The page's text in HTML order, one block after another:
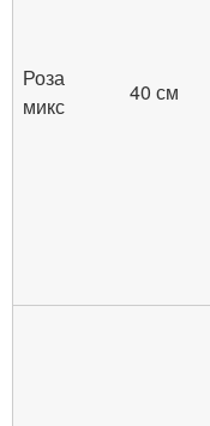
Роза
микс
40 см